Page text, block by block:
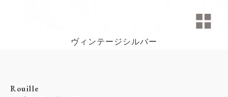
ヴィンテージシルバー
Rouille